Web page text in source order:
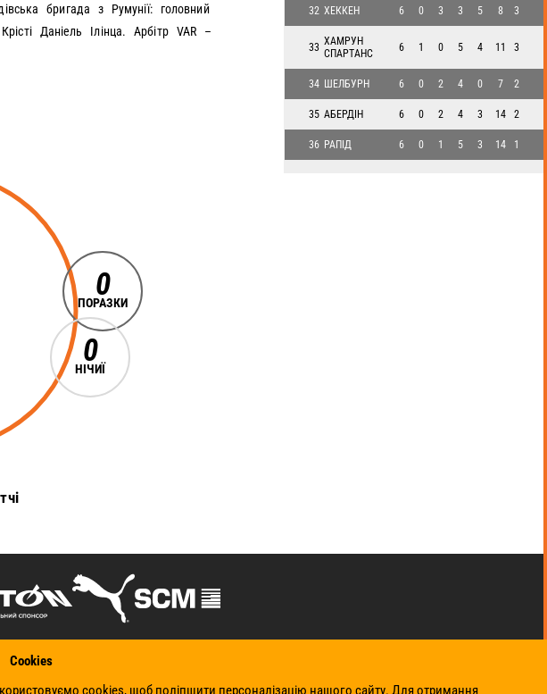
бригада з Румунії: головний
Даніель Ілінца. Арбітр VAR –
0
ПОРАЗКИ
0
НІЧИЇ
32 ХЕККЕН 6 0 3 3 5 8 3
33 ХАМРУН
СПАРТАНС
6 1 0 5 4 11 3
34 ШЕЛБУРН 6 0 2 4 0 7 2
35 АБЕРДІН 6 0 2 4 3 14 2
36 РАПІД 6 0 1 5 3 14 1
Cookies
cookies, щоб поліпшити персоналізацію нашого сайту. Для отримання